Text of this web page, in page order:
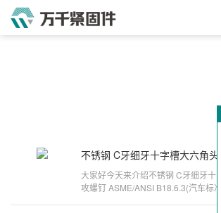
大家好今天来介绍不锈钢 C牙细牙十
攻螺钉 ASME/ANSI B18.6.3(汽车标